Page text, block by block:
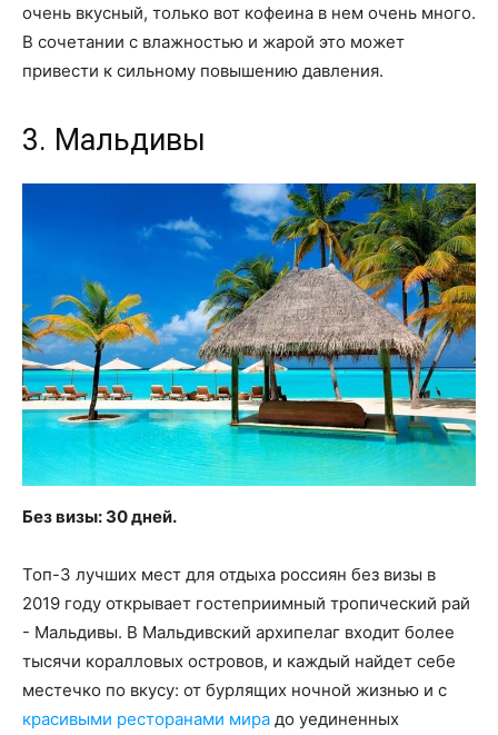
очень вкусный, только вот кофеина в нем очень много.
В сочетании с влажностью и жарой это может
привести к сильному повышению давления.
3. Мальдивы
Без визы: 30 дней.
Топ-3 лучших мест для отдыха россиян без визы в
2019 году открывает гостеприимный тропический рай
- Мальдивы. В Мальдивский архипелаг входит более
тысячи коралловых островов, и каждый найдет себе
местечко по вкусу: от бурлящих ночной жизнью и с
красивыми ресторанами мира до уединенных